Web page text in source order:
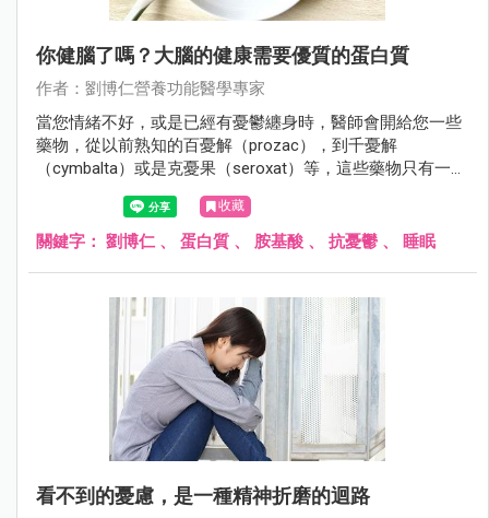
你健腦了嗎？大腦的健康需要優質的蛋白質
作者：劉博仁營養功能醫學專家
當您情緒不好，或是已經有憂鬱纏身時，醫師會開給您一些
藥物，從以前熟知的百憂解（prozac），到千憂解
（cymbalta）或是克憂果（seroxat）等，這些藥物只有一個
目的，就是增加腦內的血清素，來幫助您有好心情。
收藏
關鍵字： 劉博仁 、 蛋白質 、 胺基酸 、 抗憂鬱 、 睡眠
看不到的憂慮，是一種精神折磨的迴路